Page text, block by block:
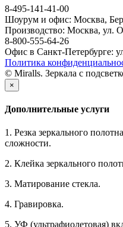
8-495-141-41-00
Шоурум и офис: Москва,
Производство: Москва, ул.
8-800-555-64-26
Офис в Санкт-Петербурге:
Политика
© Miralls. Зеркала с
×
Дополнительные услуги
1. Резка зеркального
сложности.
2. Клейка зеркального
3. Матирование стекла.
4. Гравировка.
5. УФ (ультрафиолетовая)